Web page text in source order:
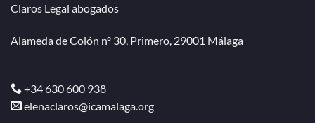
Claros Legal abogados
Alameda de Colón nº 30, Primero, 29001 Málaga
+34 630 600 938
elenaclaros@icamalaga.org